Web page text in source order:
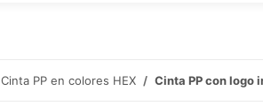
Cinta PP en colores HEX Cinta PP con logo